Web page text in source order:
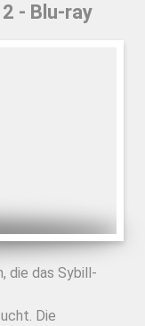
- Blu-ray
die das Sybill-
Die